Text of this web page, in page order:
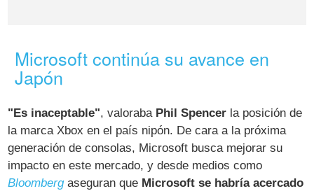
Microsoft continúa su avance en
Japón
"Es inaceptable", valoraba Phil Spencer la posición de
la marca Xbox en el país nipón. De cara a la próxima
generación de consolas, Microsoft busca mejorar su
impacto en este mercado, y desde medios como
Bloombergaseguran que Microsoft se habría acercado